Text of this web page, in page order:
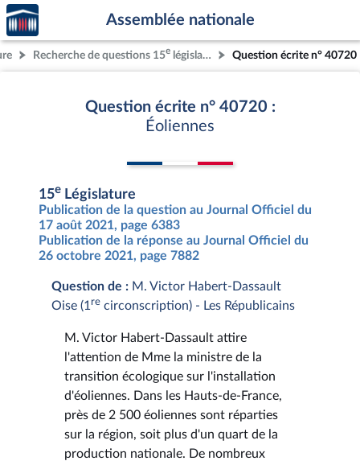
Aller au contenu
Aller en bas de la page
Accèder
à la
page
d'accueil
Assemblée nationale
Recherche de questions 15e législature Question écrite n° 40720
Question écrite n° 40720 :
Éoliennes
15e Législature
Publication de la question au Journal Officiel du
17 août 2021, page 6383
Publication de la réponse au Journal Officiel du
26 octobre 2021, page 7882
Question de : M. Victor Habert-Dassault
Oise (1 re circonscription) - Les Républicains
M. Victor Habert-Dassault attire
l'attention de Mme la ministre de la
transition écologique sur l'installation
d'éoliennes. Dans les Hauts-de-France,
près de 2 500 éoliennes sont réparties
sur la région, soit plus d'un quart de la
production nationale. De nombreux